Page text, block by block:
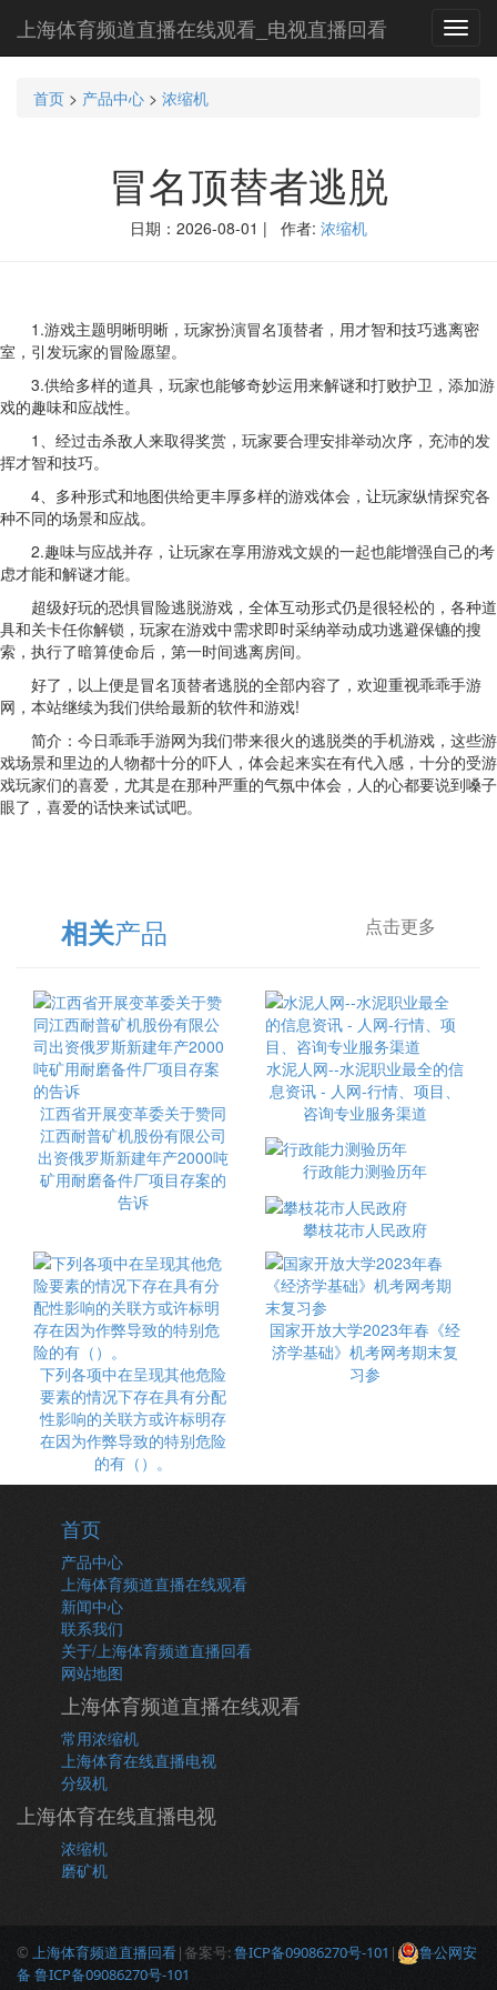
上海体育频道直播在线观看_电视直播回看
首页 > 产品中心 > 浓缩机
冒名顶替者逃脱
日期：2026-08-01 | 作者: 浓缩机
1.游戏主题明晰明晰，玩家扮演冒名顶替者，用才智和技巧逃离密
室，引发玩家的冒险愿望。
3.供给多样的道具，玩家也能够奇妙运用来解谜和打败护卫，添加游
戏的趣味和应战性。
1、经过击杀敌人来取得奖赏，玩家要合理安排举动次序，充沛的发
挥才智和技巧。
4、多种形式和地图供给更丰厚多样的游戏体会，让玩家纵情探究各
种不同的场景和应战。
2.趣味与应战并存，让玩家在享用游戏文娱的一起也能增强自己的考
虑才能和解谜才能。
超级好玩的恐惧冒险逃脱游戏，全体互动形式仍是很轻松的，各种道
具和关卡任你解锁，玩家在游戏中需求即时采纳举动成功逃避保镳的搜
索，执行了暗算使命后，第一时间逃离房间。
好了，以上便是冒名顶替者逃脱的全部内容了，欢迎重视乖乖手游
网，本站继续为我们供给最新的软件和游戏!
简介：今日乖乖手游网为我们带来很火的逃脱类的手机游戏，这些游
戏场景和里边的人物都十分的吓人，体会起来实在有代入感，十分的受游
戏玩家们的喜爱，尤其是在那种严重的气氛中体会，人的心都要说到嗓子
眼了，喜爱的话快来试试吧。
相关产品 点击更多
江西省开展变革委关于赞同
江西耐普矿机股份有限公司
出资俄罗斯新建年产2000吨
矿用耐磨备件厂项目存案的
告诉
水泥人网--水泥职业最全的信
息资讯 - 人网-行情、项目、
咨询专业服务渠道
行政能力测验历年
攀枝花市人民政府
下列各项中在呈现其他危险
要素的情况下存在具有分配
性影响的关联方或许标明存
在因为作弊导致的特别危险
的有（）。
国家开放大学2023年春《经
济学基础》机考网考期末复
习参
首页
产品中心
上海体育频道直播在线观看
新闻中心
联系我们
关于/上海体育频道直播回看
网站地图
上海体育频道直播在线观看
常用浓缩机
上海体育在线直播电视
分级机
上海体育在线直播电视
浓缩机
磨矿机
© 上海体育频道直播回看|备案号:鲁ICP备09086270号-101 |
鲁公网安
备 鲁ICP备09086270号-101